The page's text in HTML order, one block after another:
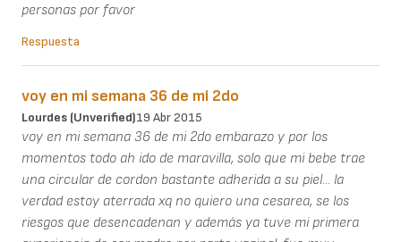
personas por favor
Respuesta
voy en mi semana 36 de mi 2do
Lourdes (unverified)19 Abr 2015
voy en mi semana 36 de mi 2do embarazo y por los
momentos todo ah ido de maravilla, solo que mi bebe trae
una circular de cordon bastante adherida a su piel... la
verdad estoy aterrada xq no quiero una cesarea, se los
riesgos que desencadenan y además ya tuve mi primera